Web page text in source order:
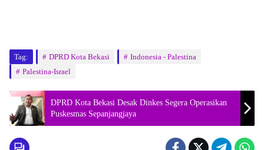
Tag: DPRD Kota Bekasi
Indonesia - Palestina
Palestina-Israel
DPRD Kota Bekasi Desak Dinkes Segera Operasikan
Puskesmas Sepanjangjaya